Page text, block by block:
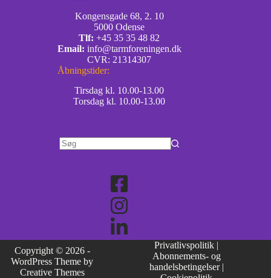
Kongensgade 68, 2. 10
5000 Odense
Tlf: +45 35 35 48 82
Email: info@tarmforeningen.dk
CVR: 21314307
Åbningstider:
Tirsdag kl. 10.00-13.00
Torsdag kl. 10.00-13.00
Copyright © 2026 -
WordPress Theme by
Creative Themes
Privatlivspolitik |
Abonnements- og
handelsbetingelser |